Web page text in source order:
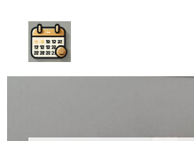
Aller
contenu